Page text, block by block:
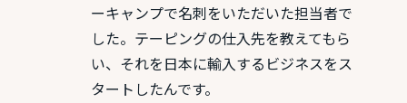
ーキャンプで名刺をいただいた担当者で
した。テーピングの仕入先を教えてもら
い、それを日本に輸入するビジネスをス
タートしたんです。